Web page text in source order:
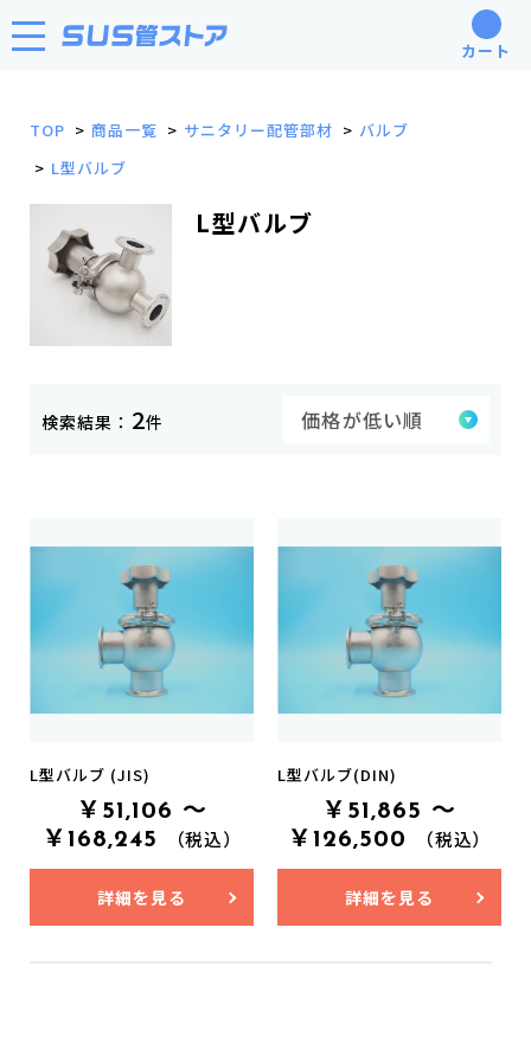
カート
TOP 商品一覧 サニタリー配管部材
バルブ
L型バルブ
L型バルブ
検索結果： 2件
L型バルブ (JIS)
￥51,106 ～
￥168,245
（税込）
詳細を見る
L型バルブ(DIN)
￥51,865 ～
￥126,500
（税込）
詳細を見る
お買い物を続ける カートへ進む